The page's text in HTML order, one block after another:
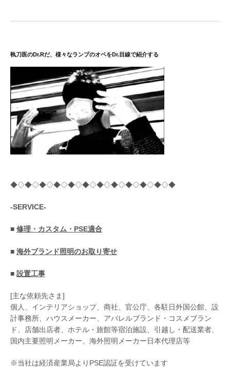
り
執刀医のDr.Rだ、様々なランプのオペをDr.目線で紹介する
◆◇◆◇◆◇◆◇◆◇◆◇◆◇◆◇◆◇◆◇◆◇◆
-SERVICE-
■ 修理・カスタム・PSE適合
■ 海外ブランド照明のお取り寄せ
■ 設置工事
[主な依頼先さま]
個人、インテリアショップ、商社、官公庁、各駐日外国公館、設
計事務所、ハウスメーカー、アパレルブランド・コスメブラン
ド、店舗出店者、ホテル・旅館等宿泊施設、引越し・配送業者、
国内主要照明メーカー、海外照明メーカー日本代理店等
※当社は経済産業局よりPSE認証を受けています